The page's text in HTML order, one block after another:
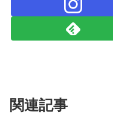
関連記事